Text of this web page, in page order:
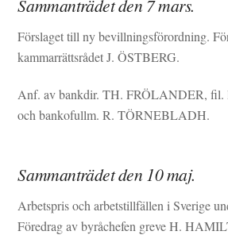
Sammanträdet den 7 mars.
Förslaget till ny bevillningsförordning.
kammarrättsrådet J. ÖSTBERG.
Anf. av bankdir. TH. FRÖLANDER,
och bankofullm. R. TÖRNEBLADH.
Sammanträdet den 10 maj.
Arbetspris och arbetstillfällen i Sverige
Föredrag av byråchefen greve H.